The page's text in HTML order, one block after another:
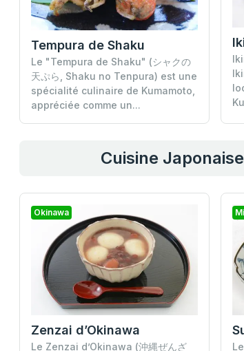
Tempura de Shaku
Le "Tempura de Shaku" (シャクの
天ぷら, Shaku no Tenpura) est une
spécialité culinaire de Kumamoto,
appréciée comme un...
Cuisine
Okinawa
Zenzai d’Okinawa
Le Zenzai d’Okinawa (沖縄ぜんざ